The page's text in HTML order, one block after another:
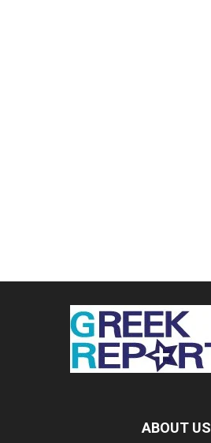
ABOUT US